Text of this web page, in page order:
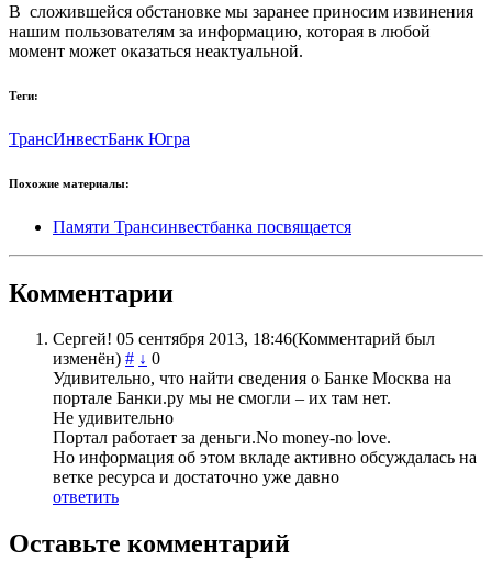
В сложившейся обстановке мы заранее приносим извинения
нашим пользователям за информацию, которая в любой
момент может оказаться неактуальной.
Теги:
ТрансИнвестБанк Югра
Похожие материалы:
Памяти Трансинвестбанка посвящается
Комментарии
Сергей! 05 сентября 2013, 18:46(Комментарий был
изменён) # ↓ 0
Удивительно, что найти сведения о Банке Москва на
портале Банки.ру мы не смогли – их там нет.
Не удивительно
Портал работает за деньги.No money-no love.
Но информация об этом вкладе активно обсуждалась на
ветке ресурса и достаточно уже давно
ответить
Оставьте комментарий